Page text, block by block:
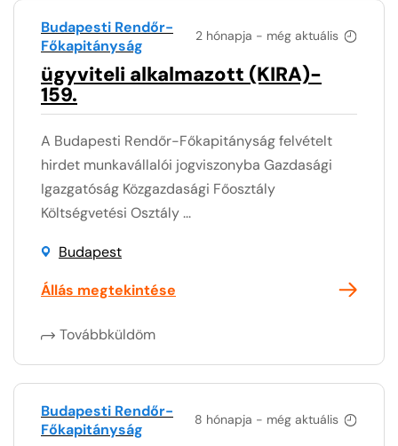
2 hónapja - még aktuális
Budapesti Rendőr-
Főkapitányság
ügyviteli alkalmazott (KIRA)-
159.
A Budapesti Rendőr-Főkapitányság felvételt
hirdet munkavállalói jogviszonyba Gazdasági
Igazgatóság Közgazdasági Főosztály
Költségvetési Osztály ...
Budapest
Állás megtekintése
Továbbküldöm
8 hónapja - még aktuális
Budapesti Rendőr-
Főkapitányság